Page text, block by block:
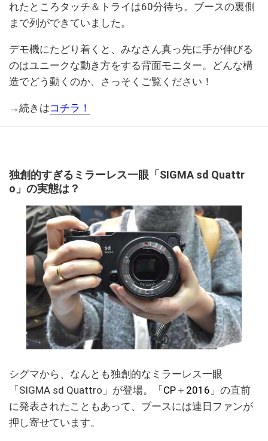
れたところタッチ＆トライは60分待ち。ブースの裏側
まで列ができていました。
デモ機にたどり着くと、みなさん真っ先に手が伸びる
のはユニークな動き方をする背面モニター。どんな構
造でどう動くのか、さっそくご覧ください！
→続きはコチラ！
独創的すぎるミラーレス一眼「SIGMA sd Quattr
o」の実態は？
シグマから、なんとも独創的なミラーレス一眼
「SIGMA sd Quattro」が登場。「CP＋2016 」の直前
に発表されたこともあって、ブースには連日ファンが
押し寄せています。